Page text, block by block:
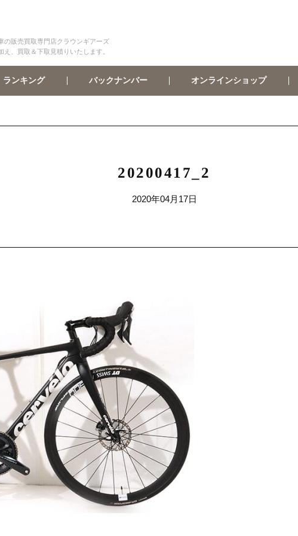
の販売買取専門店クラウンギアーズ
、買取＆下取見積りいたします。
ランキング バックナンバー オンラインショップ
20200417_2
2020年04月17日